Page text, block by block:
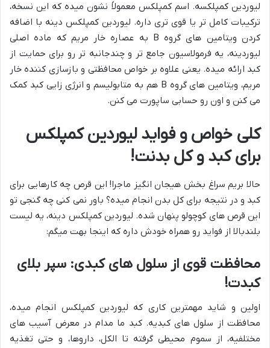
لیوردین کمپلکسه. اسم کمپلکس معمولاً نشون میده که این نسخه،
ترکیبات کامل تر یا قوی تری داره. لیوردین کمپلکس دینه با اضافه
کردن ویتامین های گروه B به عصاره خار مریم که ماده اصلی
لیوردینه، یه فرمولاسیون جامع تر و چندجانبه تر رو برای حمایت از
کبد ارائه میده. یعنی علاوه بر خواص محافظتی و بازسازی کننده خار
مریم، ویتامین های گروه B هم به متابولیسم و انرژی زایی کبد کمک
می کنن و اون رو حسابی ساپورت می کنن.
کلی خواص و فواید لیوردین کمپلکس
برای کبد و کل بدنت!
حالا بریم سراغ بخش هیجان انگیز ماجرا! این قرص چه کارهایی برای
کبد و در نتیجه برای کل بدن انجام میده؟ باور نمی کنی چه گنجی تو
این قرص های کوچولو پنهان شده. لیوردین کمپلکس دینه، یه لیست
بلندبالا از فواید رو همراه خودش داره که اینجا بهت میگم:
محافظت قوی از سلول های کبدی: سپر بلای
کبدت!
اولین و شاید مهمترین کاری که لیوردین کمپلکس انجام میده،
محافظت از سلول های کبدیه. کبد ما مدام در معرض آسیب های
مختلفیه، از سموم محیطی گرفته تا الکل، داروها، و حتی تغذیه